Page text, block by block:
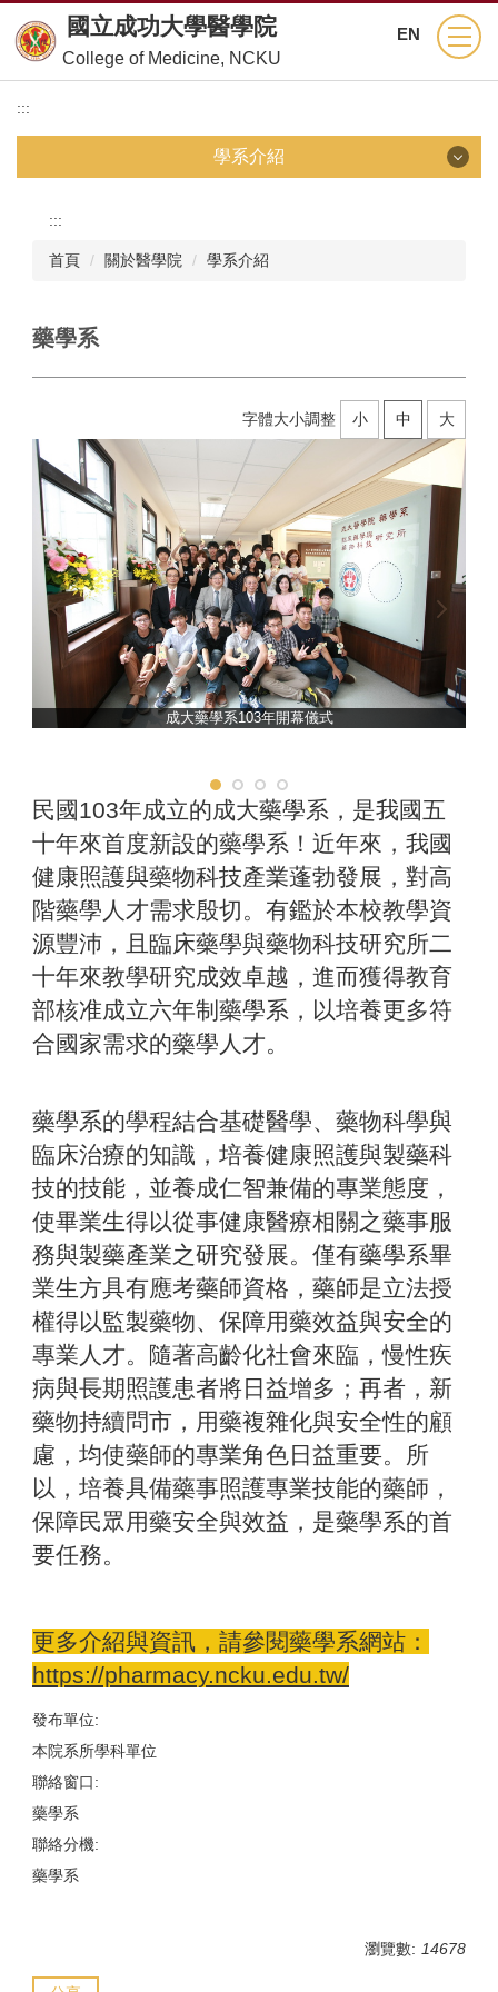
到
主
要
內
容
EN
國立成功大學醫學院
College of Medicine, NCKU
:::
學系介紹
護理學系
醫學檢驗生物技術學系
職能治療學系
藥學系
牙醫學系
公共衛生學系
:::
首頁 關於醫學院 學系介紹
藥學系
字體大小調整 小 中 大
成大藥學系103年開幕儀式
民國103年成立的成大藥學系，是我國五
十年來首度新設的藥學系！近年來，我國
健康照護與藥物科技產業蓬勃發展，對高
階藥學人才需求殷切。有鑑於本校教學資
源豐沛，且臨床藥學與藥物科技研究所二
十年來教學研究成效卓越，進而獲得教育
部核准成立六年制藥學系，以培養更多符
合國家需求的藥學人才。
藥學系的學程結合基礎醫學、藥物科學與
臨床治療的知識，培養健康照護與製藥科
技的技能，並養成仁智兼備的專業態度，
使畢業生得以從事健康醫療相關之藥事服
務與製藥產業之研究發展。僅有藥學系畢
業生方具有應考藥師資格，藥師是立法授
權得以監製藥物、保障用藥效益與安全的
專業人才。隨著高齡化社會來臨，慢性疾
病與長期照護患者將日益增多；再者，新
藥物持續問市，用藥複雜化與安全性的顧
慮，均使藥師的專業角色日益重要。所
以，培養具備藥事照護專業技能的藥師，
保障民眾用藥安全與效益，是藥學系的首
要任務。
更多介紹與資訊，請參閱藥學系網站：
https://pharmacy.ncku.edu.tw/
發布單位:
本院系所學科單位
聯絡窗口:
藥學系
聯絡分機:
藥學系
瀏覽數: 14678